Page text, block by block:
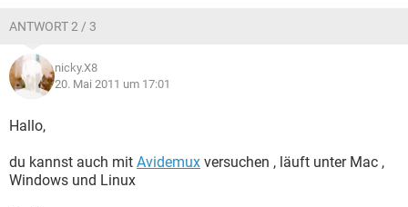
ANTWORT 2 / 3
nicky.X8
20. Mai 2011 um 17:01
Hallo,
du kannst auch mit Avidemux versuchen , läuft unter Mac ,
Windows und Linux